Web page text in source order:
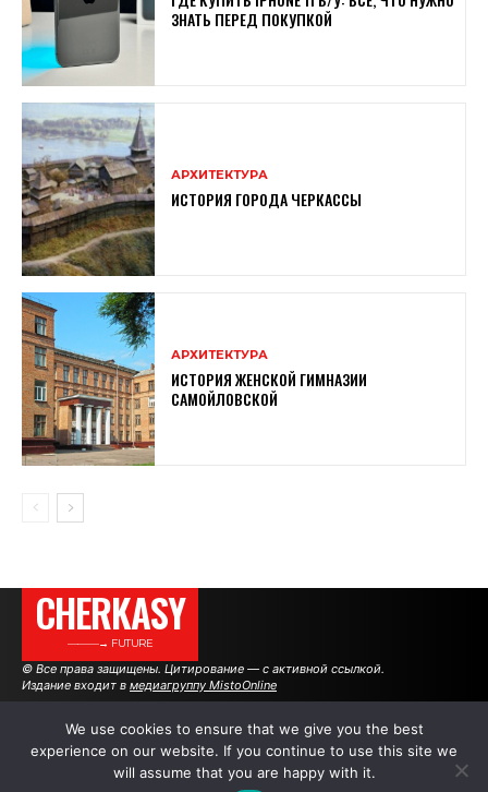
ЗНАТЬ ПЕРЕД ПОКУПКОЙ
АРХИТЕКТУРА
ИСТОРИЯ ГОРОДА ЧЕРКАССЫ
АРХИТЕКТУРА
ИСТОРИЯ ЖЕНСКОЙ ГИМНАЗИИ
САМОЙЛОВСКОЙ
CHERKASY
———→ FUTURE
© Все права защищены. Цитирование — с активной ссылкой.
Издание входит в медиагруппу MistoOnline
АВТОРЫ РЕКЛАМА НА САЙТЕ
We use cookies to ensure that we give you the best
experience on our website. If you continue to use this site we
will assume that you are happy with it.